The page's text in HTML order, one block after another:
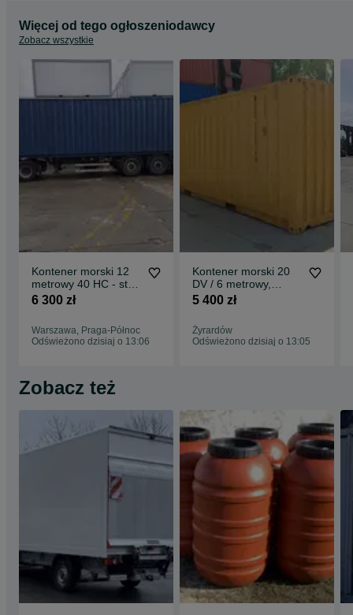
Więcej od tego ogłoszeniodawcy
Zobacz wszystkie
Kontener morski 12
metrowy 40 HC - stan
dobry - PZ
6 300 zł
Warszawa, Praga-Północ
Odświeżono dzisiaj o 13:06
Kontener morski 20
DV / 6 metrowy,
używany / PZ
5 400 zł
Żyrardów
Odświeżono dzisiaj o 13:05
Zobacz też